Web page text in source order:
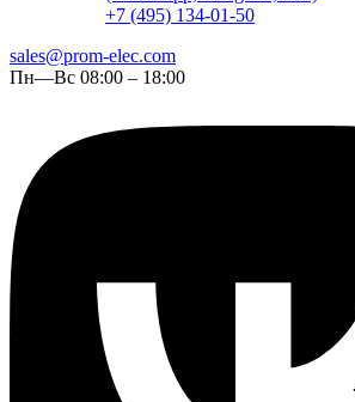
+7 (495) 134-01-50
sales@prom-elec.com
Пн—Вс 08:00 – 18:00